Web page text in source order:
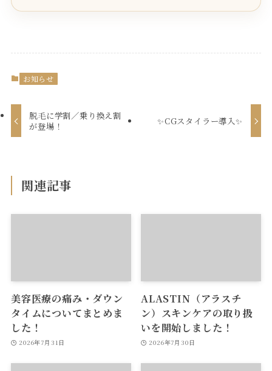
お知らせ
脱毛に学割／乗り換え割
が登場！
✨CGスタイラー導入✨
関連記事
美容医療の痛み・ダウン
タイムについてまとめま
した！
2026年7月31日
ALASTIN（アラスチ
ン）スキンケアの取り扱
いを開始しました！
2026年7月30日